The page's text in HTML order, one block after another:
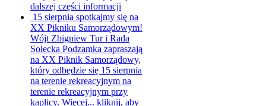
dalszej części informacji
15 sierpnia spotkajmy się na
XX Pikniku Samorządowym!
Wójt Zbigniew Tur i Rada
Sołecka Podzamka zapraszają
na XX Piknik Samorządowy,
który odbędzie się 15 sierpnia
na terenie rekreacyjnym na
terenie rekreacyjnym przy
kaplicy. Więcej... kliknij, aby